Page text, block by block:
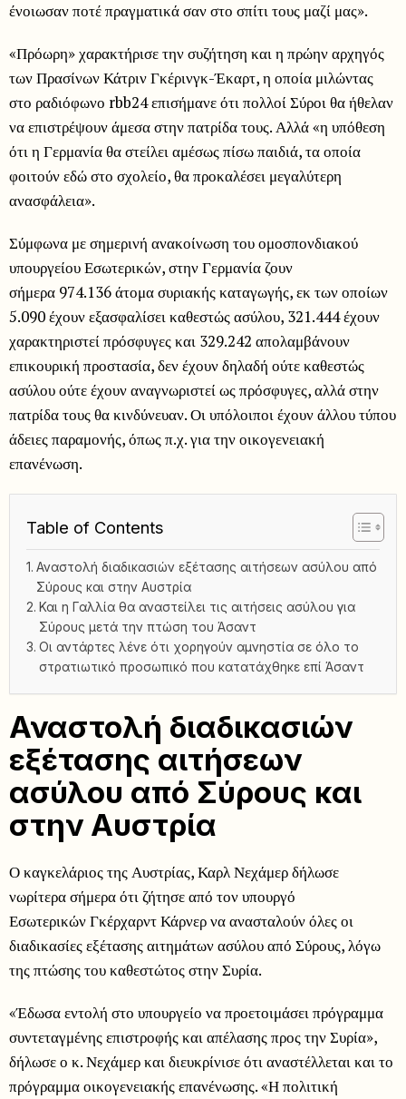
ένοιωσαν ποτέ πραγματικά σαν στο σπίτι τους μαζί μας».
«Πρόωρη» χαρακτήρισε την συζήτηση και η πρώην αρχηγός
των Πρασίνων Κάτριν Γκέρινγκ-Έκαρτ, η οποία μιλώντας
στο ραδιόφωνο rbb24 επισήμανε ότι πολλοί Σύροι θα ήθελαν
να επιστρέψουν άμεσα στην πατρίδα τους. Αλλά «η υπόθεση
ότι η Γερμανία θα στείλει αμέσως πίσω παιδιά, τα οποία
φοιτούν εδώ στο σχολείο, θα προκαλέσει μεγαλύτερη
ανασφάλεια».
Σύμφωνα με σημερινή ανακοίνωση του ομοσπονδιακού
υπουργείου Εσωτερικών, στην Γερμανία ζουν
σήμερα 974.136 άτομα συριακής καταγωγής, εκ των οποίων
5.090 έχουν εξασφαλίσει καθεστώς ασύλου, 321.444 έχουν
χαρακτηριστεί πρόσφυγες και 329.242 απολαμβάνουν
επικουρική προστασία, δεν έχουν δηλαδή ούτε καθεστώς
ασύλου ούτε έχουν αναγνωριστεί ως πρόσφυγες, αλλά στην
πατρίδα τους θα κινδύνευαν. Οι υπόλοιποι έχουν άλλου τύπου
άδειες παραμονής, όπως π.χ. για την οικογενειακή
επανένωση.
Table of Contents
Αναστολή διαδικασιών εξέτασης αιτήσεων ασύλου από
Σύρους και στην Αυστρία
Και η Γαλλία θα αναστείλει τις αιτήσεις ασύλου για
Σύρους μετά την πτώση του Άσαντ
Οι αντάρτες λένε ότι χορηγούν αμνηστία σε όλο το
στρατιωτικό προσωπικό που κατατάχθηκε επί Άσαντ
Αναστολή διαδικασιών
εξέτασης αιτήσεων
ασύλου από Σύρους και
στην Αυστρία
Ο καγκελάριος της Αυστρίας, Καρλ Νεχάμερ δήλωσε
νωρίτερα σήμερα ότι ζήτησε από τον υπουργό
Εσωτερικών Γκέρχαρντ Κάρνερ να ανασταλούν όλες οι
διαδικασίες εξέτασης αιτημάτων ασύλου από Σύρους, λόγω
της πτώσης του καθεστώτος στην Συρία.
«Έδωσα εντολή στο υπουργείο να προετοιμάσει πρόγραμμα
συντεταγμένης επιστροφής και απέλασης προς την Συρία»,
δήλωσε ο κ. Νεχάμερ και διευκρίνισε ότι αναστέλλεται και το
πρόγραμμα οικογενειακής επανένωσης. «Η πολιτική